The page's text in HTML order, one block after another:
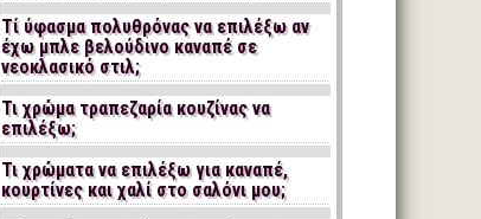
Τί ύφασμα πολυθρόνας να επιλέξω αν
έχω μπλε βελούδινο καναπέ σε
νεοκλασικό στιλ;
Τι χρώμα τραπεζαρία κουζίνας να
επιλέξω;
Τι χρώματα να επιλέξω για καναπέ,
κουρτίνες και χαλί στο σαλόνι μου;